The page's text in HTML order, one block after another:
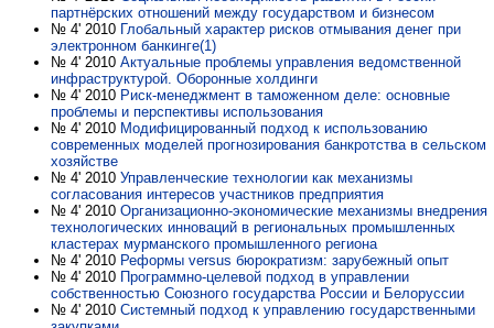
партнёрских отношений между государством и бизнесом
№ 4' 2010 Глобальный характер рисков отмывания денег при
электронном банкинге(1)
№ 4' 2010 Актуальные проблемы управления ведомственной
инфраструктурой. Оборонные холдинги
№ 4' 2010 Риск-менеджмент в таможенном деле: основные
проблемы и перспективы использования
№ 4' 2010 Модифицированный подход к использованию
современных моделей прогнозирования банкротства в сельском
хозяйстве
№ 4' 2010 Управленческие технологии как механизмы
согласования интересов участников предприятия
№ 4' 2010 Организационно-экономические механизмы внедрения
технологических инноваций в региональных промышленных
кластерах мурманского промышленного региона
№ 4' 2010 Реформы versus бюрократизм: зарубежный опыт
№ 4' 2010 Программно-целевой подход в управлении
собственностью Союзного государства России и Белоруссии
№ 4' 2010 Системный подход к управлению государственными